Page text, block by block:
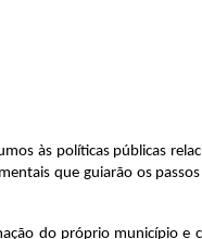
às políticas públicas
que guiarão os
do próprio município e